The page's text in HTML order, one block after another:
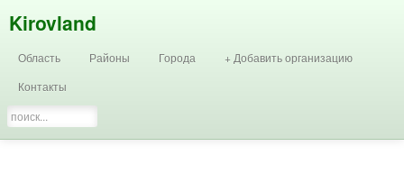
Kirovland
Область Районы Города
+ Добавить организацию
Контакты